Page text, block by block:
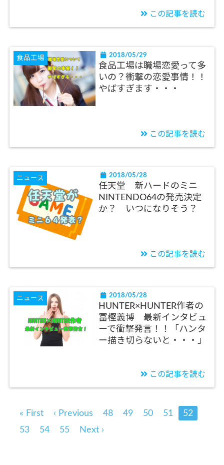
この記事を読む
食品工場 2018/05/29
食品工場は職場恋愛って多
いの？衝撃の恋愛事情！！
やばすぎます・・・
この記事を読む
ニュース 2018/05/28
任天堂 新ハードのミニ
NINTENDO64の発売決定
か？ いつになりそう？
この記事を読む
ニュース 2018/05/28
HUNTER×HUNTER作者の
冨樫義博 最新インタビュ
ーで衝撃発言！！「ハンタ
ー描き切らないと・・・」
この記事を読む
« First ‹ Previous 48 49 50 51
52
53
54 55 Next ›